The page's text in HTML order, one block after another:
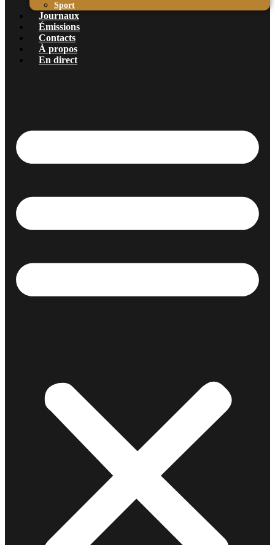
Sport
Journaux
Émissions
Contacts
À propos
En direct